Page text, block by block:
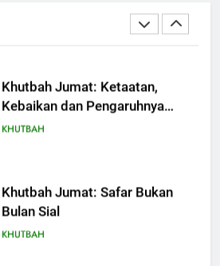
Kebaikan dan Pengaruhnya
Khutbah Jumat: Safar Bukan
Bulan Sial
Khutbah Jumat: Ujian yang
Harus Kita Syukuri